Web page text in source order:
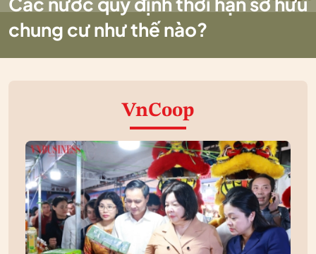
chung cư như thế nào?
VnCoop